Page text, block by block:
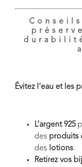
Évitez l’eau et les
L’argent 925
des produits
des
lotions.
Retirez vos